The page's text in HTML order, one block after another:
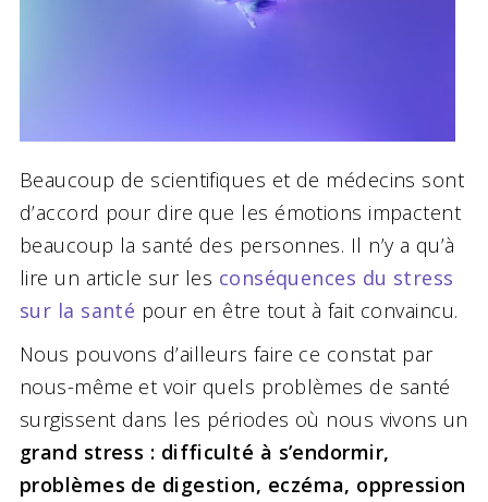
Beaucoup de scientifiques et de médecins sont
d’accord pour dire que les émotions impactent
beaucoup la santé des personnes. Il n’y a qu’à
lire un article sur les conséquences du stress
sur la santé pour en être tout à fait convaincu.
Nous pouvons d’ailleurs faire ce constat par
nous-même et voir quels problèmes de santé
surgissent dans les périodes où nous vivons un
grand stress : difficulté à s’endormir,
problèmes de digestion, eczéma, oppression